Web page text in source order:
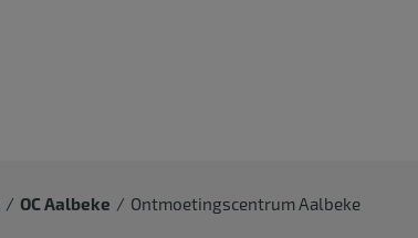
OC Aalbeke Ontmoetingscentrum Aalbeke